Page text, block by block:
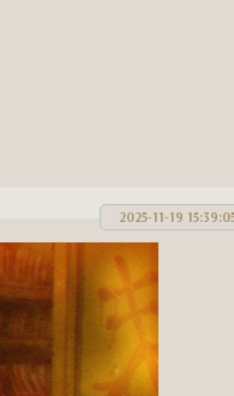
2025-11-19